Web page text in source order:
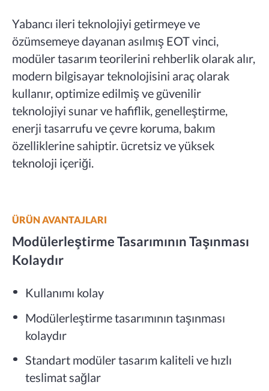
Yabancı ileri teknolojiyi getirmeye ve
özümsemeye dayanan asılmış EOT vinci,
modüler tasarım teorilerini rehberlik olarak alır,
modern bilgisayar teknolojisini araç olarak
kullanır, optimize edilmiş ve güvenilir
teknolojiyi sunar ve hafiflik, genelleştirme,
enerji tasarrufu ve çevre koruma, bakım
özelliklerine sahiptir. ücretsiz ve yüksek
teknoloji içeriği.
ÜRÜN AVANTAJLARI
Modülerleştirme Tasarımının Taşınması
Kolaydır
Kullanımı kolay
Modülerleştirme tasarımının taşınması
kolaydır
Standart modüler tasarım kaliteli ve hızlı
teslimat sağlar